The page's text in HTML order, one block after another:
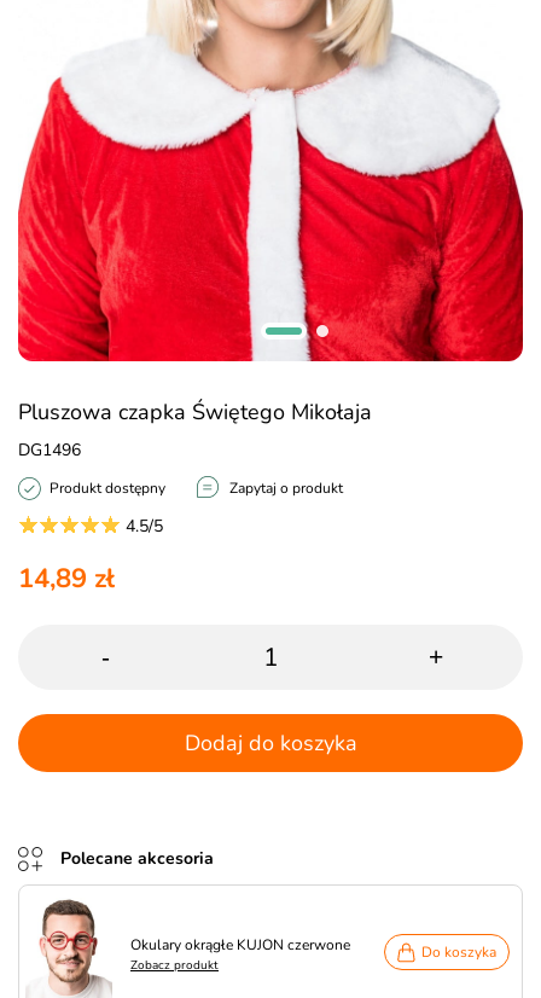
Pluszowa czapka Świętego Mikołaja
DG1496
Produkt dostępny Zapytaj o produkt
4.5/5
14,89 zł
- +
Dodaj do koszyka
Polecane akcesoria
Okulary okrągłe KUJON czerwone
Zobacz produkt
Do koszyka